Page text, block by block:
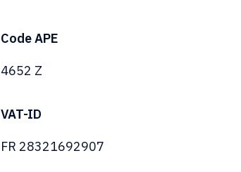
Code APE
4652 Z
VAT-ID
FR 28321692907